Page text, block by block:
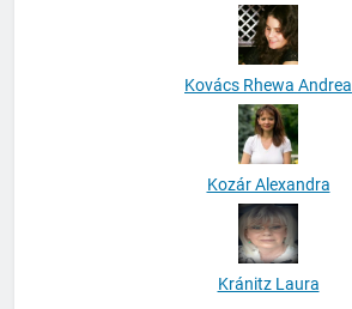
Kovács Rhewa Andrea
Kozár Alexandra
Kránitz Laura